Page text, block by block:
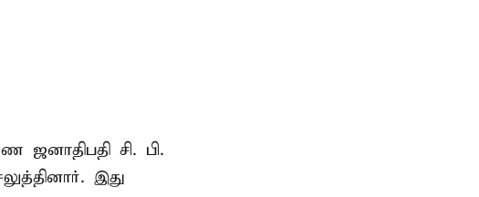
ஜனாதிபதி சி. பி.
இது